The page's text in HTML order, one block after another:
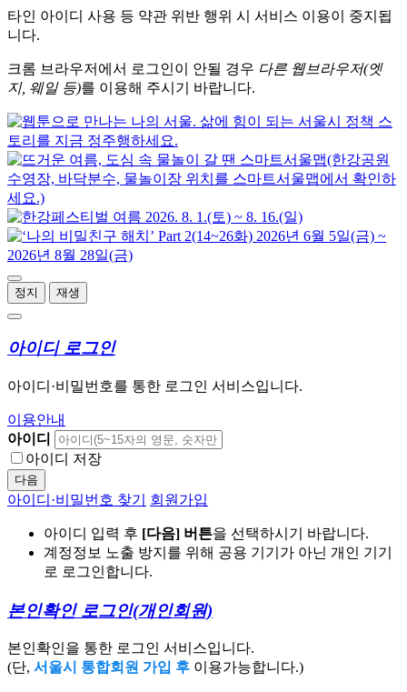
타인 아이디 사용 등 약관 위반 행위 시 서비스 이용이 중지됩
니다.
크롬 브라우저에서 로그인이 안될 경우 다른 웹브라우저(엣
지, 웨일 등)를 이용해 주시기 바랍니다.
정지 재생
아이디 로그인
아이디·비밀번호를 통한 로그인 서비스입니다.
이용안내
아이디
아이디 저장
다음
아이디·비밀번호 찾기 회원가입
아이디 입력 후 [다음] 버튼을 선택하시기 바랍니다.
계정정보 노출 방지를 위해 공용 기기가 아닌 개인 기기
로 로그인합니다.
본인확인 로그인(개인회원)
본인확인을 통한 로그인 서비스입니다.
(단, 서울시 통합회원 가입 후 이용가능합니다.)